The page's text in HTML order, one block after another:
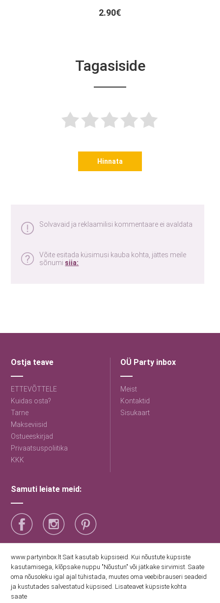
2.90€
Tagasiside
Hinnata
Solvavaid ja reklaamilisi kommentaare ei avaldata
Võite esitada küsimusi kauba kohta, jättes meile
sõnumi siia:
Ostja teave
ETTEVÕTTELE
Kuidas osta?
Tarne
Makseviisid
Ostueeskirjad
Privaatsuspoliitika
KKK
OÜ Party inbox
Meist
Kontaktid
Sisukaart
Samuti leiate meid:
Saage esimestena uudiseid
Nõustun Party Inboxi privaatsuspoliitikaga
www.partyinbox.lt Sait kasutab küpsiseid. Kui nõustute küpsiste
kasutamisega, klõpsake nuppu "Nõustun" või jätkake sirvimist. Saate
oma nõusoleku igal ajal tühistada, muutes oma veebibrauseri seadeid
ja kustutades salvestatud küpsised. Lisateavet küpsiste kohta
saate